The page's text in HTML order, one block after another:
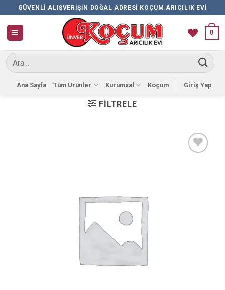
İçeriğe
atla
GÜVENLI ALIŞVERIŞIN DOĞAL ADRESI KOÇUM ARICILIK EVI
0
Ara:
Ana Sayfa Tüm Ürünler Kurumsal Koçum Giriş Yap
FILTRELE